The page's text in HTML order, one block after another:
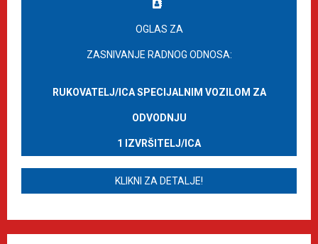
OGLAS ZA
ZASNIVANJE RADNOG ODNOSA:
RUKOVATELJ/ICA SPECIJALNIM VOZILOM ZA
ODVODNJU
1 IZVRŠITELJ/ICA
KLIKNI ZA DETALJE!